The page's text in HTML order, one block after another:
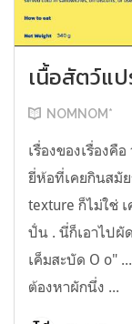
เนื้อสัตว์แ
NOMNOM*
เรื่องของเรื่องคื
ยี่ห้อที่เคยกินสมั
texture ก็ไม่ใช่
ปั่น . นี่ก็เอาไปผั
เค็มสะบัด O o"
ต้องหาผักนึ่ง ...